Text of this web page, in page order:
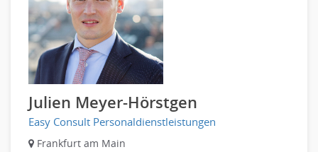
Julien Meyer-Hörstgen
Easy Consult Personaldienstleistungen
Frankfurt am Main